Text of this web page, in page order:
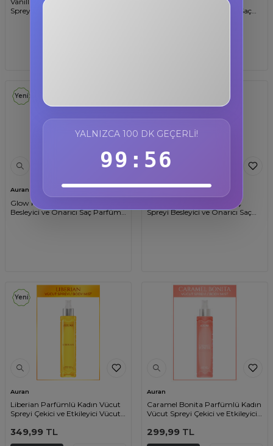
Spreyi Besleyici ve Onarıcı Saç
Spreyi Besleyici ve Onarıcı Saç
Yeni
Auran
Glow Purea Vücut & Saç Spreyi
Besleyici ve Onarıcı Saç Parfümü
Bebek Pudrası Vücut & Saç
Spreyi Besleyici ve Onarıcı Saç
Yeni
Auran
Liberian Parfümlü Kadın Vücut
Spreyi Çekici ve Etkileyici Vücut
349,99 TL
Auran
Caramel Bonita Parfümlü Kadın
Vücut Spreyi Çekici ve Etkileyici
150ml
299,99 TL
YALNIZCA 100 DK GEÇERLI!
99:55